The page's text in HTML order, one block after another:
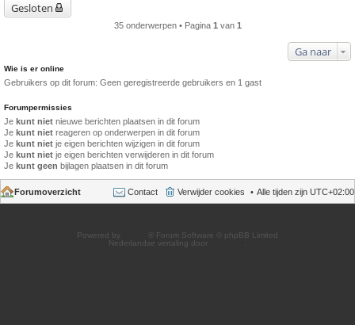
Gesloten
35 onderwerpen • Pagina 1 van 1
Ga naar
Wie is er online
Gebruikers op dit forum: Geen geregistreerde gebruikers en 1 gast
Forumpermissies
Je kunt niet nieuwe berichten plaatsen in dit forum
Je kunt niet reageren op onderwerpen in dit forum
Je kunt niet je eigen berichten wijzigen in dit forum
Je kunt niet je eigen berichten verwijderen in dit forum
Je kunt geen bijlagen plaatsen in dit forum
Forumoverzicht Alle tijden zijn UTC+02:00
Verwijder cookies
Contact
Powered by
® Forum Software © phpBB Limited
Nederlandse vertaling door